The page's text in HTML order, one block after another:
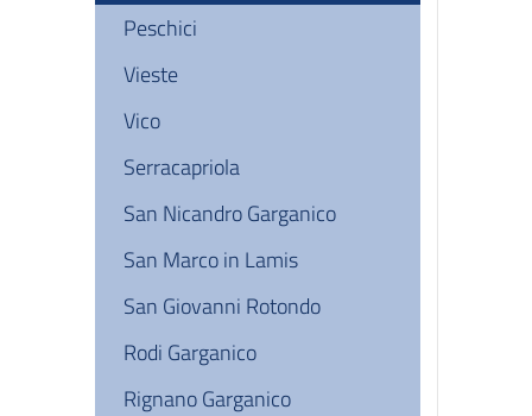
Peschici
Vieste
Vico
Serracapriola
San Nicandro Garganico
San Marco in Lamis
San Giovanni Rotondo
Rodi Garganico
Rignano Garganico